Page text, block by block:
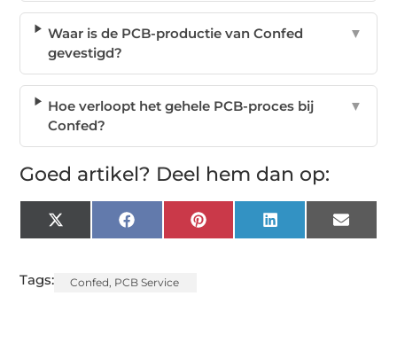
Waar is de PCB-productie van Confed
gevestigd?
▼
Hoe verloopt het gehele PCB-proces bij
Confed?
▼
Goed artikel? Deel hem dan op:
X
(Twitter)
FacebookPinterest LinkedIn Email
Tags: Confed, PCB Service